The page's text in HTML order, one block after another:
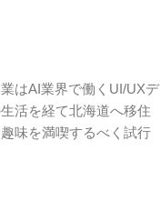
はAI業界で働くUI/UXデ
活を経て北海道へ移住
味を満喫するべく試行